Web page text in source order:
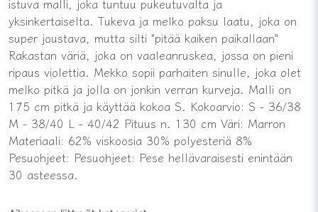
istuva malli, joka tuntuu pukeutuvalta ja
yksinkertaiselta. Tukeva ja melko paksu laatu, joka on
super joustava, mutta silti "pitää kaiken paikallaan"
Rakastan väriä, joka on vaaleanruskea, jossa on pieni
ripaus violettia. Mekko sopii parhaiten sinulle, joka olet
melko pitkä ja jolla on jonkin verran kurveja. Malli on
175 cm pitkä ja käyttää kokoa S. Kokoarvio: S - 36/38
M - 38/40 L - 40/42 Pituus n. 130 cm Väri: Marron
Materiaali: 62% viskoosia 30% polyesteriä 8%
Pesuohjeet: Pesuohjeet: Pese hellävaraisesti enintään
30 asteessa.